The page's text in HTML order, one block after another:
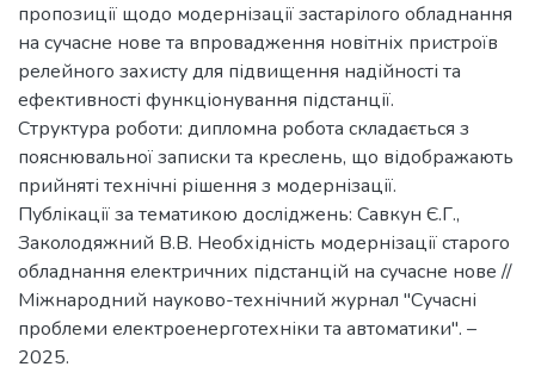
пропозиції щодо модернізації застарілого обладнання
на сучасне нове та впровадження новітніх пристроїв
релейного захисту для підвищення надійності та
ефективності функціонування підстанції.
Структура роботи: дипломна робота складається з
пояснювальної записки та креслень, що відображають
прийняті технічні рішення з модернізації.
Публікації за тематикою досліджень: Савкун Є.Г.,
Заколодяжний В.В. Необхідність модернізації старого
обладнання електричних підстанцій на сучасне нове //
Міжнародний науково-технічний журнал "Сучасні
проблеми електроенерготехніки та автоматики". –
2025.